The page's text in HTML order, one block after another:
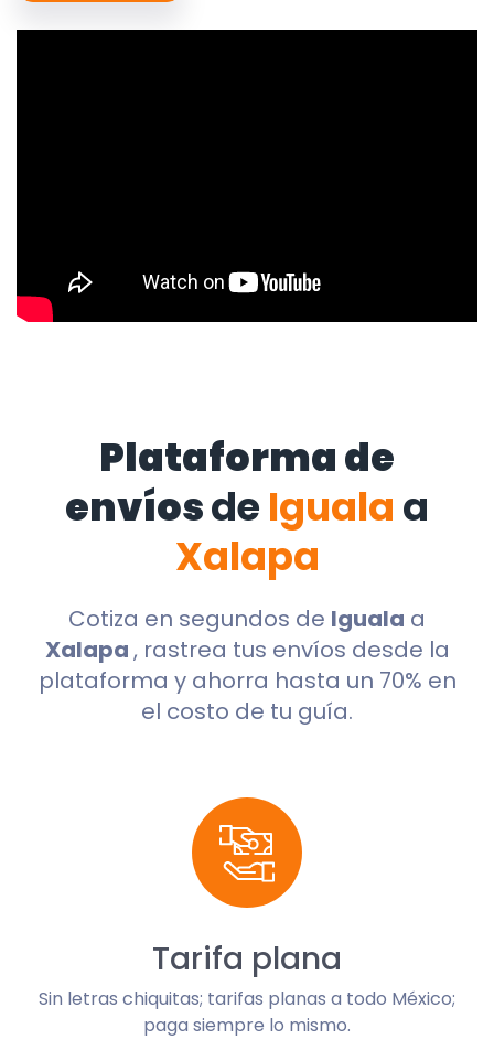
Plataforma de
envíosde Iguala a
Xalapa
Cotiza en segundos de Iguala a
Xalapa, rastrea tus envíos desde la
plataforma y ahorra hasta un 70% en
el costo de tu guía.
Tarifa plana
Sin letras chiquitas; tarifas planas a todo México;
paga siempre lo mismo.